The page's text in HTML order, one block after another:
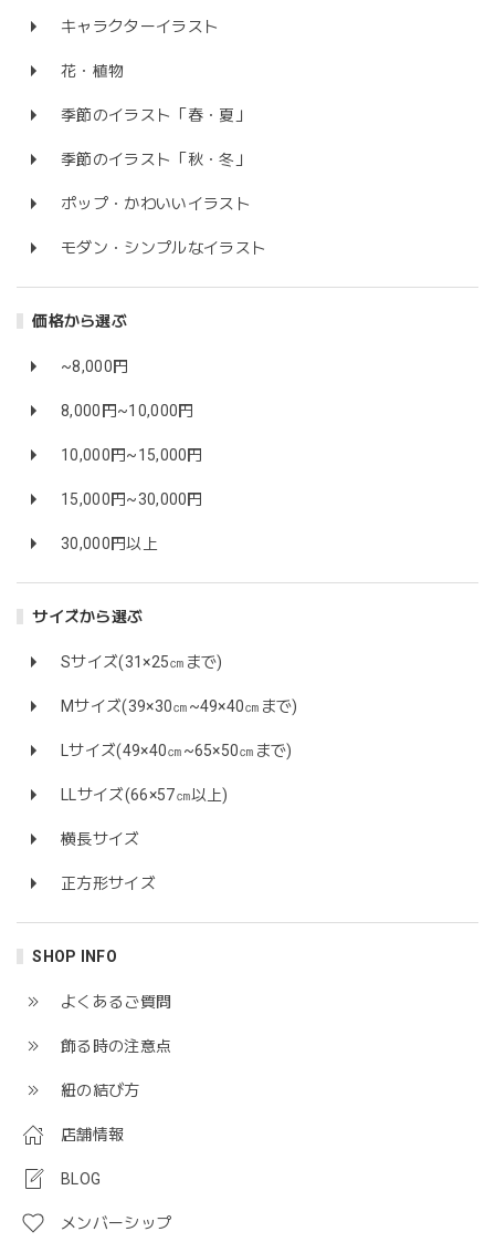
キャラクターイラスト
花・植物
季節のイラスト「春・夏」
季節のイラスト「秋・冬」
ポップ・かわいいイラスト
モダン・シンプルなイラスト
価格から選ぶ
~8,000円
8,000円~10,000円
10,000円~15,000円
15,000円~30,000円
30,000円以上
サイズから選ぶ
Sサイズ(31×25㎝まで)
Mサイズ(39×30㎝~49×40㎝まで)
Lサイズ(49×40㎝~65×50㎝まで)
LLサイズ(66×57㎝以上)
横長サイズ
正方形サイズ
SHOP INFO
よくあるご質問
飾る時の注意点
紐の結び方
店舗情報
BLOG
メンバーシップ